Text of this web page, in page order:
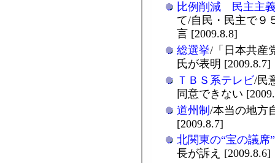
比例削減 民主主
て/自民・民主で９
言 [2009.8.8]
総選挙/「日本共産
氏が表明 [2009.8.7]
ＴＢＳ系テレビ/民
同意できない
道州制 /本当の地方
[2009.8.7]
北関東の“宝の議席
長が訴え [2009.8.6]